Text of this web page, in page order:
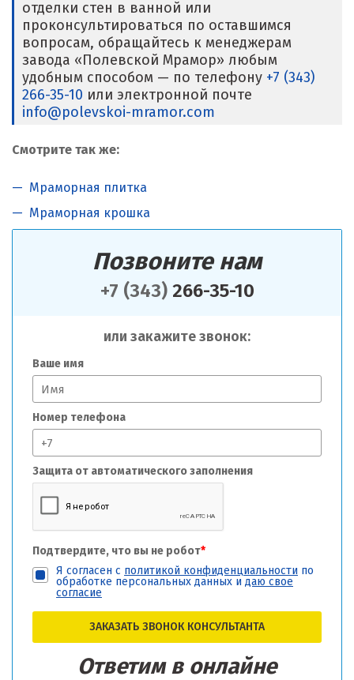
отделки стен в ванной или
проконсультироваться по оставшимся
вопросам, обращайтесь к менеджерам
завода «Полевской Мрамор» любым
удобным способом — по телефону +7 (343)
266-35-10 или электронной почте
info@polevskoi-mramor.com
Смотрите так же:
Мраморная плитка
Мраморная крошка
Позвоните нам
+7 (343)266-35-10
или закажите звонок:
Ваше имя
Номер телефона
Защита от автоматического заполнения
Подтвердите, что вы не робот*
Я согласен с политикой конфиденциальности по
обработке персональных данных и даю свое
согласие
ЗАКАЗАТЬ ЗВОНОК КОНСУЛЬТАНТА
Ответим в онлайне